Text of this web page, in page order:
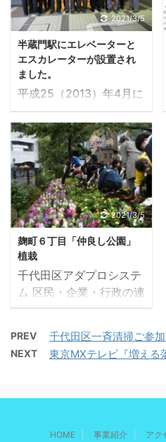
2021/3/5
半蔵門駅にエレベーターと
エスカレーターが設置され
ました。
平成25（2013）年4月に
「半蔵門線半蔵門駅麹町
大通り口に新たな出入り
口の確保とエレベーター
設置を求める要望書」を
当協議会の櫻井会長が主
体となって、東京地下鉄
㈱本社へ6,926名の署名
を添えて陳情訪問しまし
た。 それから4年、麹町
2丁目の角のPMO東京地
下鉄ビルが完成になり、
エレベーター、エスカレ
りました。小さなお子様
がいるお母様やお年寄り
係者の方々にてセレモニ
した。
2021/3/5
麹町６丁目「仲良し公園」
植栽
千代田区アダプロシステ
ム 区民・企業・行政の連
携・共同による緑化や清
いを与えるとともに、地
域の環境美化やコミュニ
平成14（2002）年から
PREV 千代田区一斉清掃ご参
NEXT 東京MXテレビ『増える
HOME 事業紹介 アク